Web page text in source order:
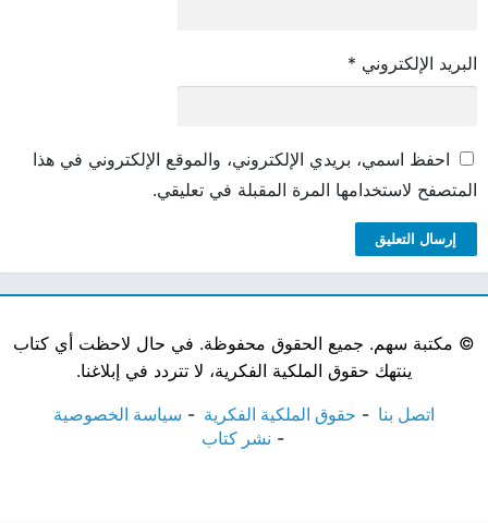
البريد الإلكتروني *
احفظ اسمي، بريدي الإلكتروني، والموقع الإلكتروني في هذا
المتصفح لاستخدامها المرة المقبلة في تعليقي.
© مكتبة سهم. جميع الحقوق محفوظة. في حال لاحظت أي كتاب
ينتهك حقوق الملكية الفكرية، لا تتردد في إبلاغنا.
اتصل بنا حقوق الملكية الفكرية
سياسة الخصوصية
نشر كتاب